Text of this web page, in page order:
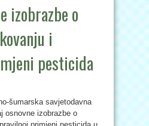
izobrazbe o
i
pesticida
šumarska savjetodavna
osnovne izobrazbe o